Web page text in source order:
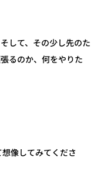
して、その少し先のた
るのか、何をやりた
像してみてくださ